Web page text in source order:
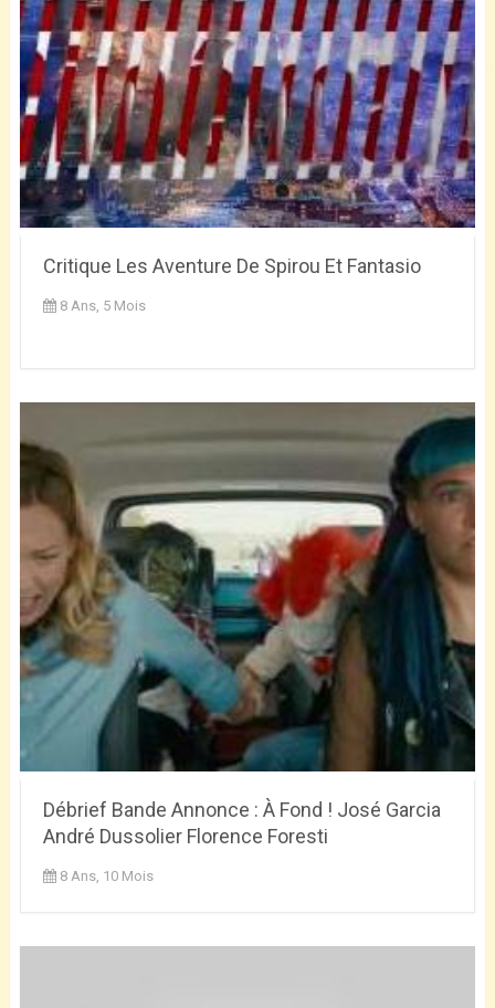
Critique Les Aventure De Spirou Et Fantasio
8 Ans, 5 Mois
Débrief Bande Annonce : À Fond ! José Garcia
André Dussolier Florence Foresti
8 Ans, 10 Mois